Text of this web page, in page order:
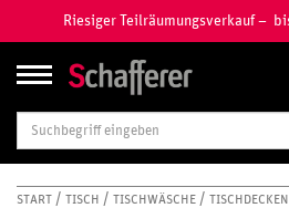
Riesiger Teilräumungsverkauf –
START TISCH TISCHWÄSCHE TISCHDECKEN